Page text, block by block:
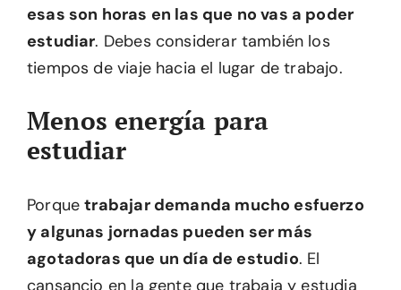
esas son horas en las que no vas a poder
estudiar. Debes considerar también los
tiempos de viaje hacia el lugar de trabajo.
Menos energía para
estudiar
Porquetrabajar demanda mucho esfuerzo
y algunas jornadas pueden ser más
agotadoras que un día de estudio. El